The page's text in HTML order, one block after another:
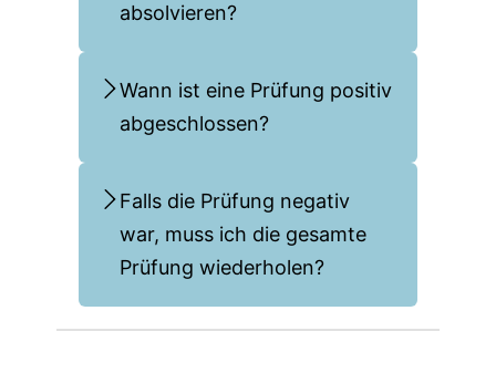
absolvieren?
Wann ist eine Prüfung positiv
abgeschlossen?
Falls die Prüfung negativ
war, muss ich die gesamte
Prüfung wiederholen?